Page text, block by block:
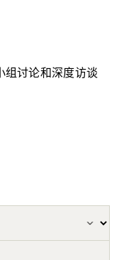
组讨论和深度访谈